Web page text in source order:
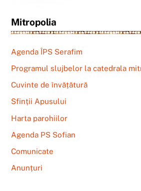
Mitropolia
Agenda ÎPS Serafim
Programul slujbelor la catedrala
Cuvinte de învățătură
Sfinții Apusului
Harta parohiilor
Agenda PS Sofian
Comunicate
Anunțuri